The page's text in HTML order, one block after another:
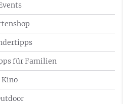
für Familien
Kino